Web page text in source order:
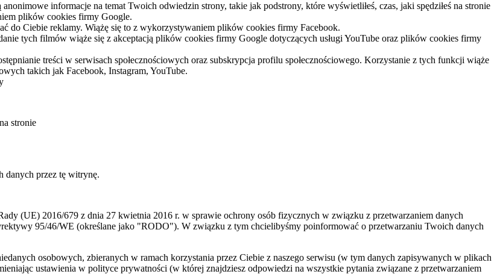
informacje na temat Twoich odwiedzin strony, takie jak podstrony, które wyświetliłeś, czas, jaki spędziłeś na stronie
plików cookies firmy Google.
do Ciebie reklamy. Wiążę się to z wykorzystywaniem plików cookies firmy Facebook.
tych filmów wiąże się z akceptacją plików cookies firmy Google dotyczących usługi YouTube oraz plików cookies firmy
treści w serwisach społecznościowych oraz subskrypcja profilu społecznościowego. Korzystanie z tych funkcji wiąże
takich jak Facebook, Instagram, YouTube.
stronie
danych przez tę witrynę.
(UE) 2016/679 z dnia 27 kwietnia 2016 r. w sprawie ochrony osób fizycznych w związku z przetwarzaniem danych
95/46/WE (określane jako "RODO"). W związku z tym chcielibyśmy poinformować o przetwarzaniu Twoich danych
osobowych, zbieranych w ramach korzystania przez Ciebie z naszego serwisu (w tym danych zapisywanych w plikach
ustawienia w polityce prywatności (w której znajdziesz odpowiedzi na wszystkie pytania związane z przetwarzaniem